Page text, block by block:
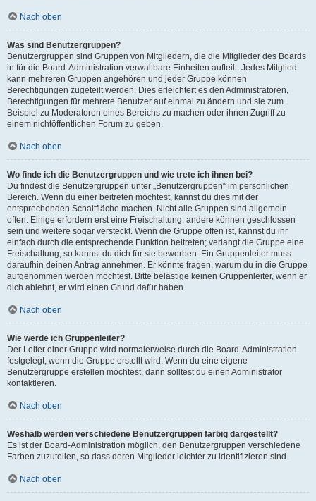
Nach oben
Was sind Benutzergruppen?
Benutzergruppen sind Gruppen von Mitgliedern, die die Mitglieder des Boards
in für die Board-Administration verwaltbare Einheiten aufteilt. Jedes Mitglied
kann mehreren Gruppen angehören und jeder Gruppe können
Berechtigungen zugeteilt werden. Dies erleichtert es den Administratoren,
Berechtigungen für mehrere Benutzer auf einmal zu ändern und sie zum
Beispiel zu Moderatoren eines Bereichs zu machen oder ihnen Zugriff zu
einem nichtöffentlichen Forum zu geben.
Nach oben
Wo finde ich die Benutzergruppen und wie trete ich ihnen bei?
Du findest die Benutzergruppen unter „Benutzergruppen“ im persönlichen
Bereich. Wenn du einer beitreten möchtest, kannst du dies mit der
entsprechenden Schaltfläche machen. Nicht alle Gruppen sind allgemein
offen. Einige erfordern erst eine Freischaltung, andere können geschlossen
sein und weitere sogar versteckt. Wenn die Gruppe offen ist, kannst du ihr
einfach durch die entsprechende Funktion beitreten; verlangt die Gruppe eine
Freischaltung, so kannst du dich für sie bewerben. Ein Gruppenleiter muss
daraufhin deinen Antrag annehmen. Er könnte fragen, warum du in die Gruppe
aufgenommen werden möchtest. Bitte belästige keinen Gruppenleiter, wenn er
dich ablehnt, er wird einen Grund dafür haben.
Nach oben
Wie werde ich Gruppenleiter?
Der Leiter einer Gruppe wird normalerweise durch die Board-Administration
festgelegt, wenn die Gruppe erstellt wird. Wenn du eine eigene
Benutzergruppe erstellen möchtest, dann solltest du einen Administrator
kontaktieren.
Nach oben
Weshalb werden verschiedene Benutzergruppen farbig dargestellt?
Es ist der Board-Administration möglich, den Benutzergruppen verschiedene
Farben zuzuteilen, so dass deren Mitglieder leichter zu identifizieren sind.
Nach oben